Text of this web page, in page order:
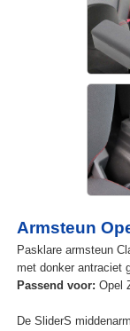
Armsteun
Pasklare armsteun
met donker antraciet
Passend voor: Opel
De SliderS